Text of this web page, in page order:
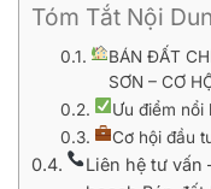
Tóm Tắt Nội
BÁN ĐẤT
SƠN – CƠ
Ưu điểm nổi
Cơ hội đầu
Liên hệ tư vấn